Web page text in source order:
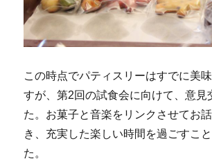
この時点でパティスリーはすでに美
すが、第2回の試食会に向けて、意見
た。お菓子と音楽をリンクさせてお
き、充実した楽しい時間を過ごすこ
た。